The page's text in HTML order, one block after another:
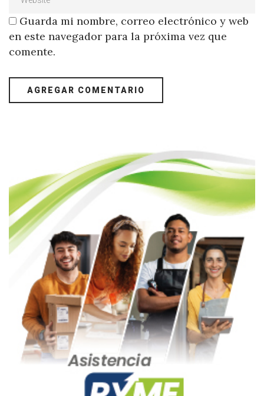
Guarda mi nombre, correo electrónico y web
en este navegador para la próxima vez que
comente.